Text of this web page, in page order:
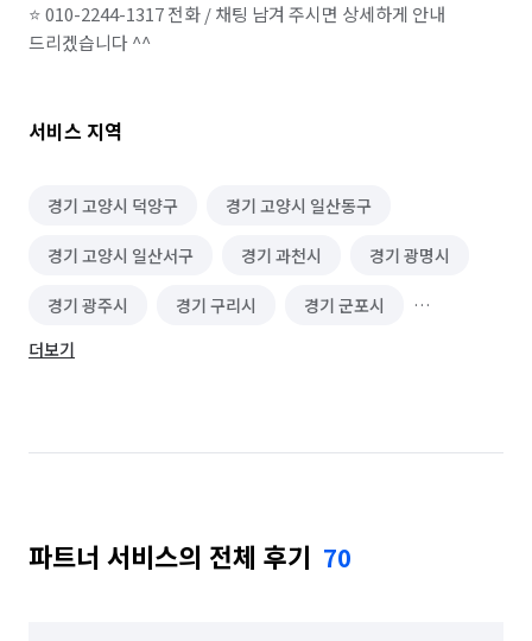
⭐ 010-2244-1317 전화 / 채팅 남겨 주시면 상세하게 안내
드리겠습니다 ^^
서비스 지역
경기 고양시 덕양구 경기 고양시 일산동구
경기 고양시 일산서구 경기 과천시 경기 광명시
경기 광주시 경기 구리시 경기 군포시
경기 남양주시
경기 양주시 경기 의정부시 경기 하남시
서울 강서구 서울 관악구 서울 광진구
더보기
파트너 서비스의 전체 후기 70